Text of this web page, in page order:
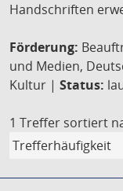
Handschriften
Förderung:
und Medien,
Kultur | Status:
1 Treffer sortiert